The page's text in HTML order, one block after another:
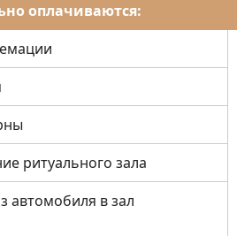
оплачиваются:
ритуального зала
автомобиля в зал